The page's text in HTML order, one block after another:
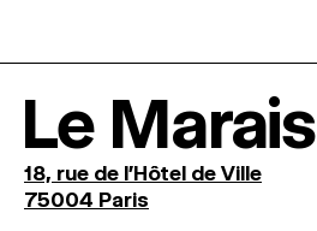
Le Marais
18, rue de l'Hôtel de Ville
75004 Paris